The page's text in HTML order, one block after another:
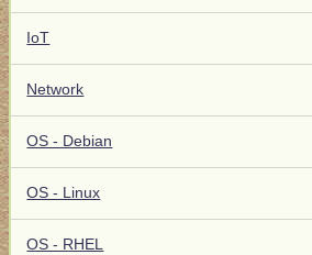
IoT
Network
OS - Debian
OS - Linux
OS - RHEL